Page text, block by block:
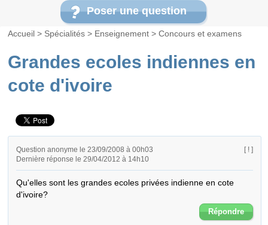
Poser une question
Accueil > Spécialités > Enseignement >Concours et examens
Grandes ecoles indiennes en
cote d'ivoire
Question anonyme le 23/09/2008 à 00h03
Dernière réponse le 29/04/2012 à 14h10
[ ! ]
Qu'elles sont les grandes ecoles privées indienne en cote
d'ivoire?
Répondre